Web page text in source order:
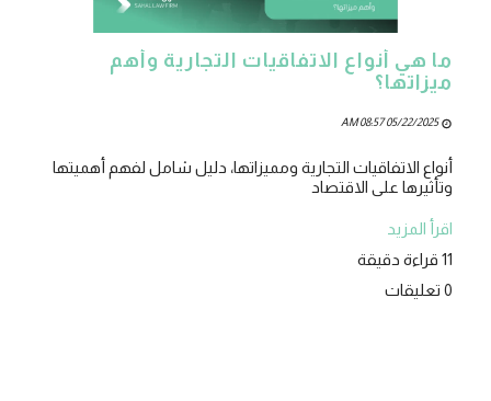
ما هي أنواع الاتفاقيات التجارية وأهم
ميزاتها؟
05/22/2025 08:57 AM
أنواع الاتفاقيات التجارية ومميزاتها، دليل شامل لفهم أهميتها
وتأثيرها على الاقتصاد
اقرأ المزيد
11 قراءة دقيقة
0 تعليقات